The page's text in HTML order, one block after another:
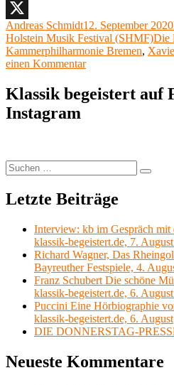
Bremen,
Sarah
Christian,
Hamburg,
Facebook
X
Autor
Andreas SchmidtVeröffentlicht
am
12. September 2020
Holstein Musik Festival (SHMF)Die
Kammerphilharmonie Bremen,
einen Kommentarzu
de
Maistre,
Sarah
Christian,
Elbphilharmonie
Hamburg,
Holstein
Musik
Festival,
Resümée,
Elbphilharmonie
Hamburg,
29.
August
2020
Klassik begeistert auf
Instagram
Suchen
nach:
Suchen
Letzte Beiträge
Interview: kb im Gespräch
klassik-begeistert.de, 7.
Richard Wagner, Das
Bayreuther Festspiele, 4.
Franz Schubert Die schöne
klassik-begeistert.de, 6.
Puccini Eine Hörbiographie
klassik-begeistert.de, 6. August
DIE DONNERSTAG-
Neueste Kommentare